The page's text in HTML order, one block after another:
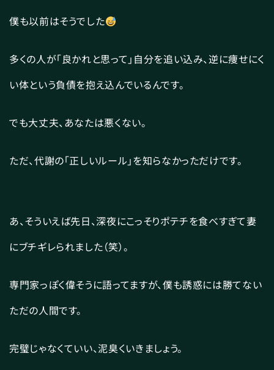
僕も以前はそうでした
多くの人が「良かれと思って」自分を追い込み、逆に痩せにく
い体という負債を抱え込んでいるんです。
でも大丈夫、あなたは悪くない。
ただ、代謝の「正しいルール」を知らなかっただけです。
あ、そういえば先日、深夜にこっそりポテチを食べすぎて妻
にブチギレられました（笑）。
専門家っぽく偉そうに語ってますが、僕も誘惑には勝てない
ただの人間です。
完璧じゃなくていい、泥臭くいきましょう。